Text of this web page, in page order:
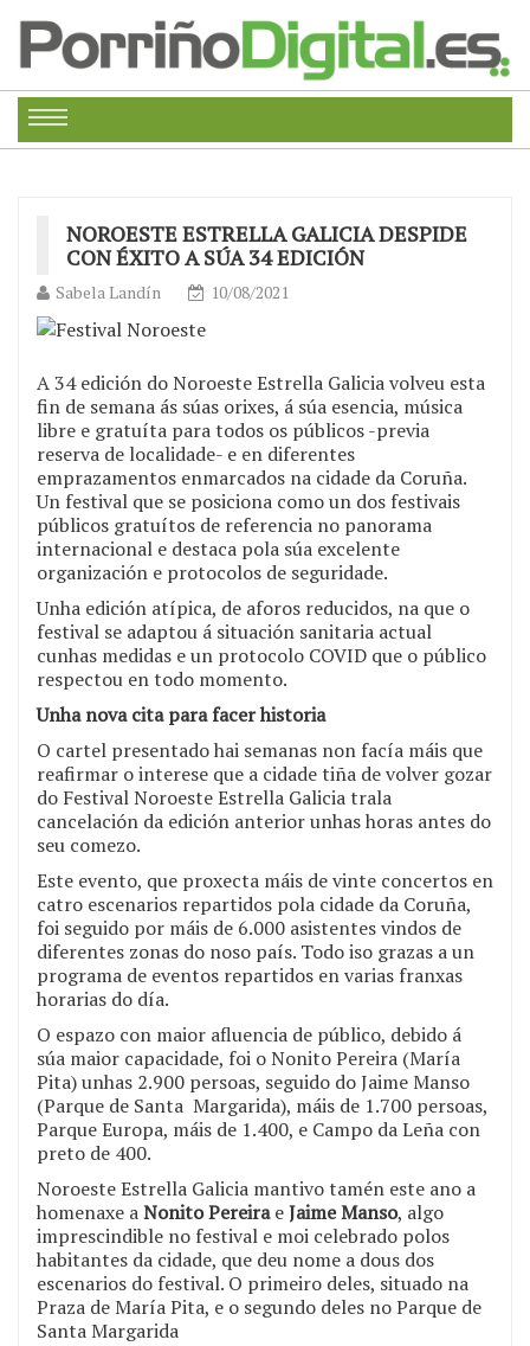
NOROESTE ESTRELLA GALICIA DESPIDE
CON ÉXITO A SÚA 34 EDICIÓN
Sabela Landín 10/08/2021
A 34 edición do Noroeste Estrella Galicia volveu esta
fin de semana ás súas orixes, á súa esencia, música
libre e gratuíta para todos os públicos -previa
reserva de localidade- e en diferentes
emprazamentos enmarcados na cidade da Coruña.
Un festival que se posiciona como un dos festivais
públicos gratuítos de referencia no panorama
internacional e destaca pola súa excelente
organización e protocolos de seguridade.
Unha edición atípica, de aforos reducidos, na que o
festival se adaptou á situación sanitaria actual
cunhas medidas e un protocolo COVID que o público
respectou en todo momento.
Unha nova cita para facer historia
O cartel presentado hai semanas non facía máis que
reafirmar o interese que a cidade tiña de volver gozar
do Festival Noroeste Estrella Galicia trala
cancelación da edición anterior unhas horas antes do
seu comezo.
Este evento, que proxecta máis de vinte concertos en
catro escenarios repartidos pola cidade da Coruña,
foi seguido por máis de 6.000 asistentes vindos de
diferentes zonas do noso país. Todo iso grazas a un
programa de eventos repartidos en varias franxas
horarias do día.
O espazo con maior afluencia de público, debido á
súa maior capacidade, foi o Nonito Pereira (María
Pita) unhas 2.900 persoas, seguido do Jaime Manso
(Parque de Santa Margarida), máis de 1.700 persoas,
Parque Europa, máis de 1.400, e Campo da Leña con
preto de 400.
Noroeste Estrella Galicia mantivo tamén este ano a
homenaxe aNonito PereiraeJaime Manso, algo
imprescindible no festival e moi celebrado polos
habitantes da cidade, que deu nome a dous dos
escenarios do festival. O primeiro deles, situado na
Praza de María Pita, e o segundo deles no Parque de
Santa Margarida